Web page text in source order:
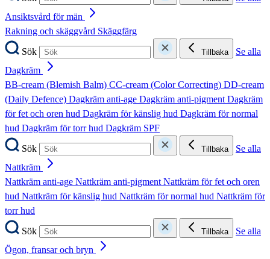
Ansiktsvård för män
Rakning och skäggvård Skäggfärg
Sök
Tillbaka
Se alla
Dagkräm
BB-cream (Blemish Balm) CC-cream (Color Correcting) DD-cream
(Daily Defence) Dagkräm anti-age Dagkräm anti-pigmentDagkräm
för fet och oren hud Dagkräm för känslig hud Dagkräm för normal
hud Dagkräm för torr hud Dagkräm SPF
Sök
Tillbaka
Se alla
Nattkräm
Nattkräm anti-age Nattkräm anti-pigmentNattkräm för fet och oren
hud Nattkräm för känslig hud Nattkräm för normal hud Nattkräm för
torr hud
Sök
Tillbaka
Se alla
Ögon, fransar och bryn